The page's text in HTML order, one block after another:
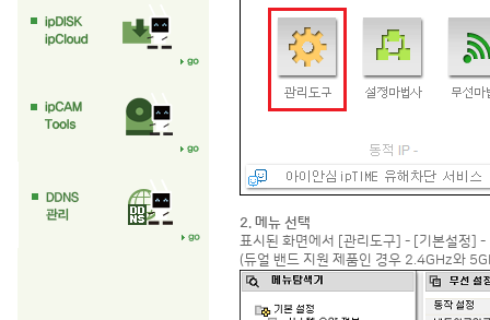
2. 메뉴 선택
표시된 화면에서 [관리도구] - [기본설정]
(듀얼 밴드 지원 제품인 경우 2.4GHz와